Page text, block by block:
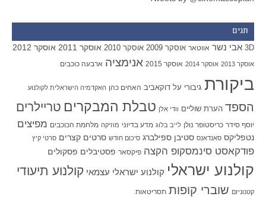
תגים
3D אבי נשר אווטאר אוסקר 2009 אוסקר 2010 אוסקר 2011 אוסקר 2012
אוסקר 2013 אוסקר 2014 אוסקר 2015 אנימציה ארבעה כוכבים
ביקורת גיבורי על דוקאביב האחים כהן האקדמיה הישראלית לקולנוע
הספד הערת שוליים וודי אלן טבלת המבקרים טריילרים
יוסף סידר כריסטופר נולן לייב בלוג מדע בדיוני מוזיקה מלחמת הכוכבים מפיצים
נטפליקס סאנדאנס סטיבן ספילברג סיכום חודש סרטים קצרים סרטי קיץ
פודקאסט סינמסקופ הקצה פיקסאר פסטיבלים פסקולים
קולנוע ישראלי קולנוע ישראלי עצמאי קולנוע תיעודי
קטנוניזם שוברי קופות תסריטאות